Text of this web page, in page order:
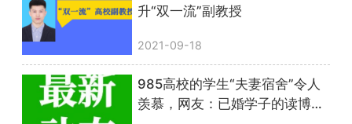
升“双一流”副教授
2021-09-18
985高校的学生“夫妻宿舍”令人
羡慕，网友：已婚学子的读博福